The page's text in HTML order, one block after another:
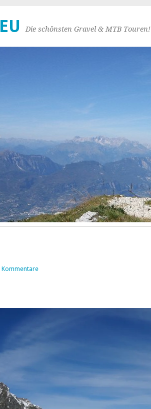
Die schönsten Gravel & MTB Touren!
Kommentare